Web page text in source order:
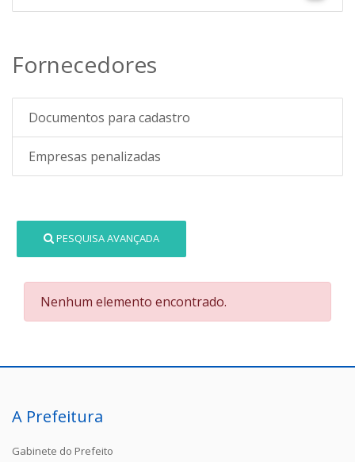
Fornecedores
Documentos para cadastro
Empresas penalizadas
PESQUISA AVANÇADA
Nenhum elemento encontrado.
A Prefeitura
Gabinete do Prefeito